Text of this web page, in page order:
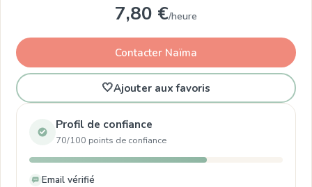
7,80 €/heure
Contacter Naïma
🤍Ajouter aux favoris
Profil de confiance
70/100 points de confiance
Email vérifié